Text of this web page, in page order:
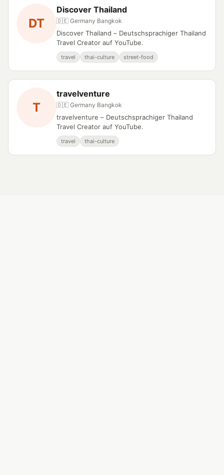
DT
Discover Thailand
🇩🇪 Germany·Bangkok
Discover Thailand – Deutschsprachiger Thailand
Travel Creator auf YouTube.
travel thai-culture street-food
T
travelventure
🇩🇪 Germany·Bangkok
travelventure – Deutschsprachiger Thailand
Travel Creator auf YouTube.
travel thai-culture